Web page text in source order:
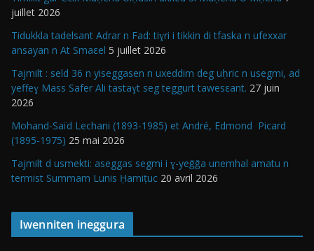
juillet 2026
Tidukkla tadelsant Adrar n Fad: tiɣri i tikkin di tfaska n ufexxar
ansayan n At Smaεel 5 juillet 2026
Tajmilt : seld 36 n yiseggasen n uxeddim deg uḥric n usegmi, ad
yeffeɣ Mass Safer Ali tastaɣt seg teggurt tawesεant. 27 juin
2026
Mohand-Saïd Lechani (1893-1985) et André, Edmond Picard
(1895-1975) 25 mai 2026
Tajmilt d usmekti: aseggas segmi i ɣ-yeǧǧa unemhal amatu n
termist Summam Lunis Ḥamiṭuc 20 avril 2026
Iwenniten ineggura